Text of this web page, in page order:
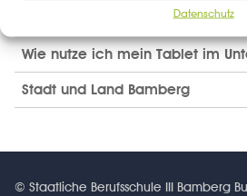
Datenschutz
Wie nutze ich mein Tablet im
Stadt und Land Bamberg
© Staatliche Berufsschule III Bamberg